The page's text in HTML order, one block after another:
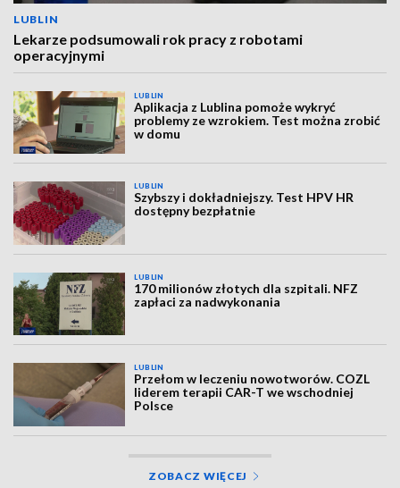
LUBLIN
Lekarze podsumowali rok pracy z robotami
operacyjnymi
LUBLIN
Aplikacja z Lublina pomoże wykryć
problemy ze wzrokiem. Test można zrobić
w domu
LUBLIN
Szybszy i dokładniejszy. Test HPV HR
dostępny bezpłatnie
LUBLIN
170 milionów złotych dla szpitali. NFZ
zapłaci za nadwykonania
LUBLIN
Przełom w leczeniu nowotworów. COZL
liderem terapii CAR-T we wschodniej
Polsce
ZOBACZ WIĘCEJ